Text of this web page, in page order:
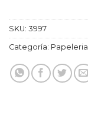
SKU: 3997
Categoría: Papeleria